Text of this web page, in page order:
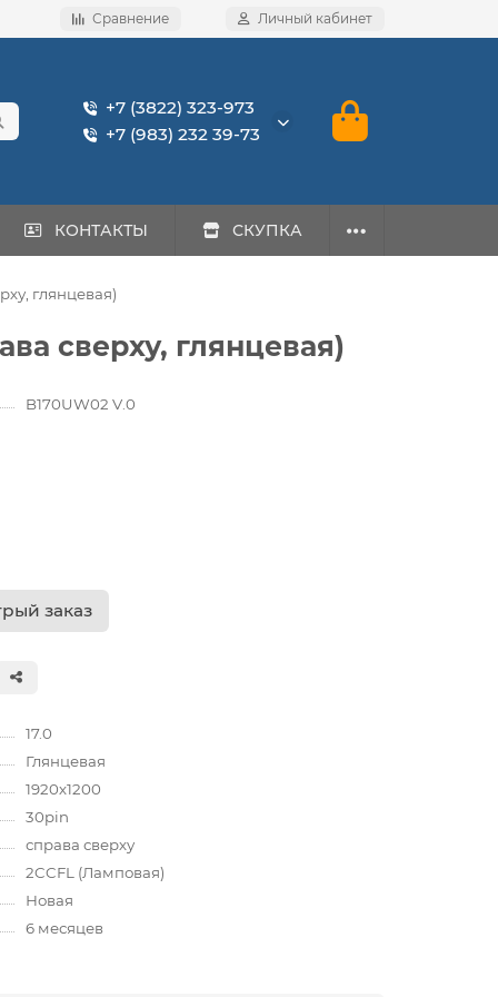
Сравнение Личный кабинет
+7 (3822) 323-973
+7 (983) 232 39-73
КОНТАКТЫ СКУПКА
глянцeвая)
сверху, глянцeвая)
B170UW02 V.0
заказ
17.0
Глянцевая
1920х1200
30pin
справа сверху
2CCFL (Ламповая)
Новая
6 месяцев